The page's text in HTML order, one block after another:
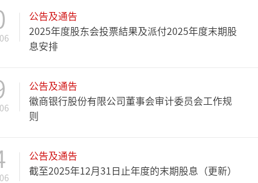
公告及通告
2025年度股东会投票結果及派付2025年度末期股
息安排
公告及通告
徽商银行股份有限公司董事会审计委员会工作规
则
公告及通告
截至2025年12月31日止年度的末期股息（更新）